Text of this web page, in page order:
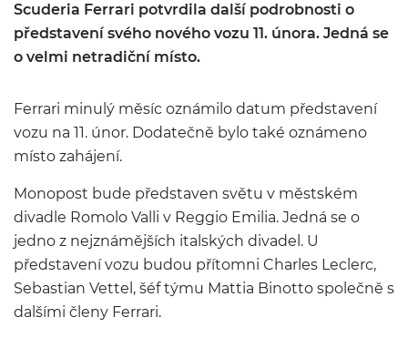
Scuderia Ferrari potvrdila další podrobnosti o
představení svého nového vozu 11. února. Jedná se
o velmi netradiční místo.
Ferrari minulý měsíc oznámilo datum představení
vozu na 11. únor. Dodatečně bylo také oznámeno
místo zahájení.
Monopost bude představen světu v městském
divadle Romolo Valli v Reggio Emilia. Jedná se o
jedno z nejznámějších italských divadel. U
představení vozu budou přítomni Charles Leclerc,
Sebastian Vettel, šéf týmu Mattia Binotto společně s
dalšími členy Ferrari.